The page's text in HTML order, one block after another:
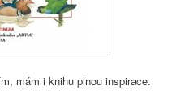
mám i knihu plnou inspirace.